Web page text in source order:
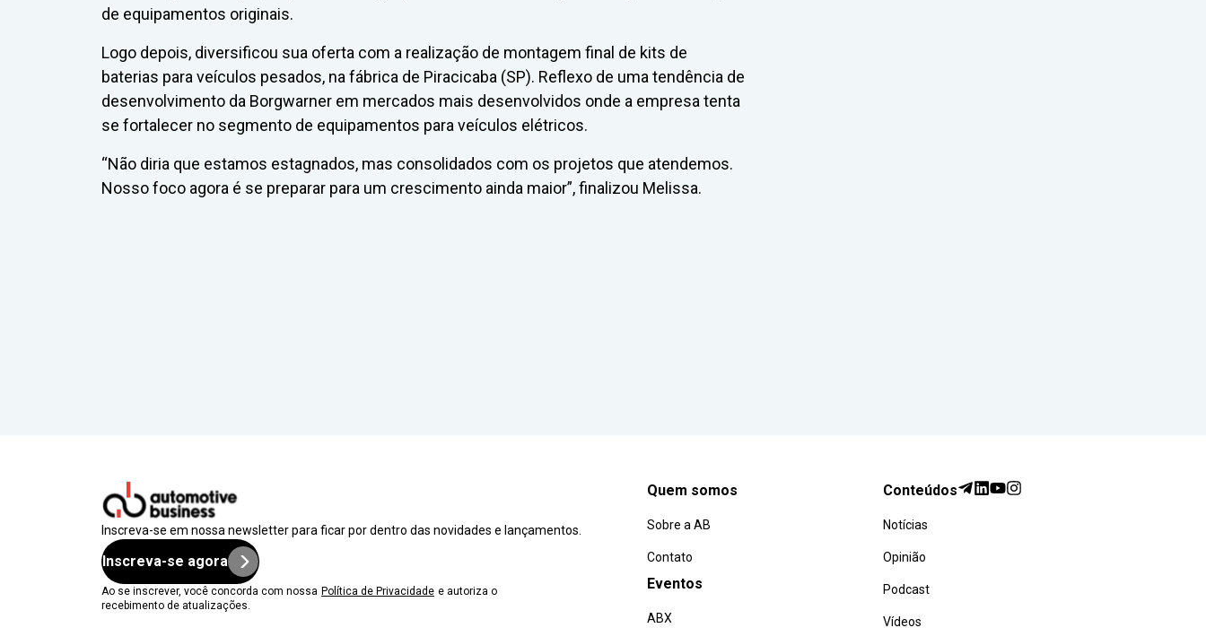
de equipamentos originais.
Logo depois, diversificou sua oferta com a realização de montagem final de kits de
baterias para veículos pesados, na fábrica de Piracicaba (SP). Reflexo de uma tendência de
desenvolvimento da Borgwarner em mercados mais desenvolvidos onde a empresa tenta
se fortalecer no segmento de equipamentos para veículos elétricos.
“Não diria que estamos estagnados, mas consolidados com os projetos que atendemos.
Nosso foco agora é se preparar para um crescimento ainda maior”, finalizou Melissa.
Inscreva-se em nossa newsletter para ficar por dentro das novidades e lançamentos.
Inscreva-se agora
Ao se inscrever, você concorda com nossa Política de Privacidade e autoriza o
recebimento de atualizações.
Quem somos
Sobre a AB
Contato
Eventos
ABX
Conteúdos
Notícias
Opinião
Podcast
Vídeos